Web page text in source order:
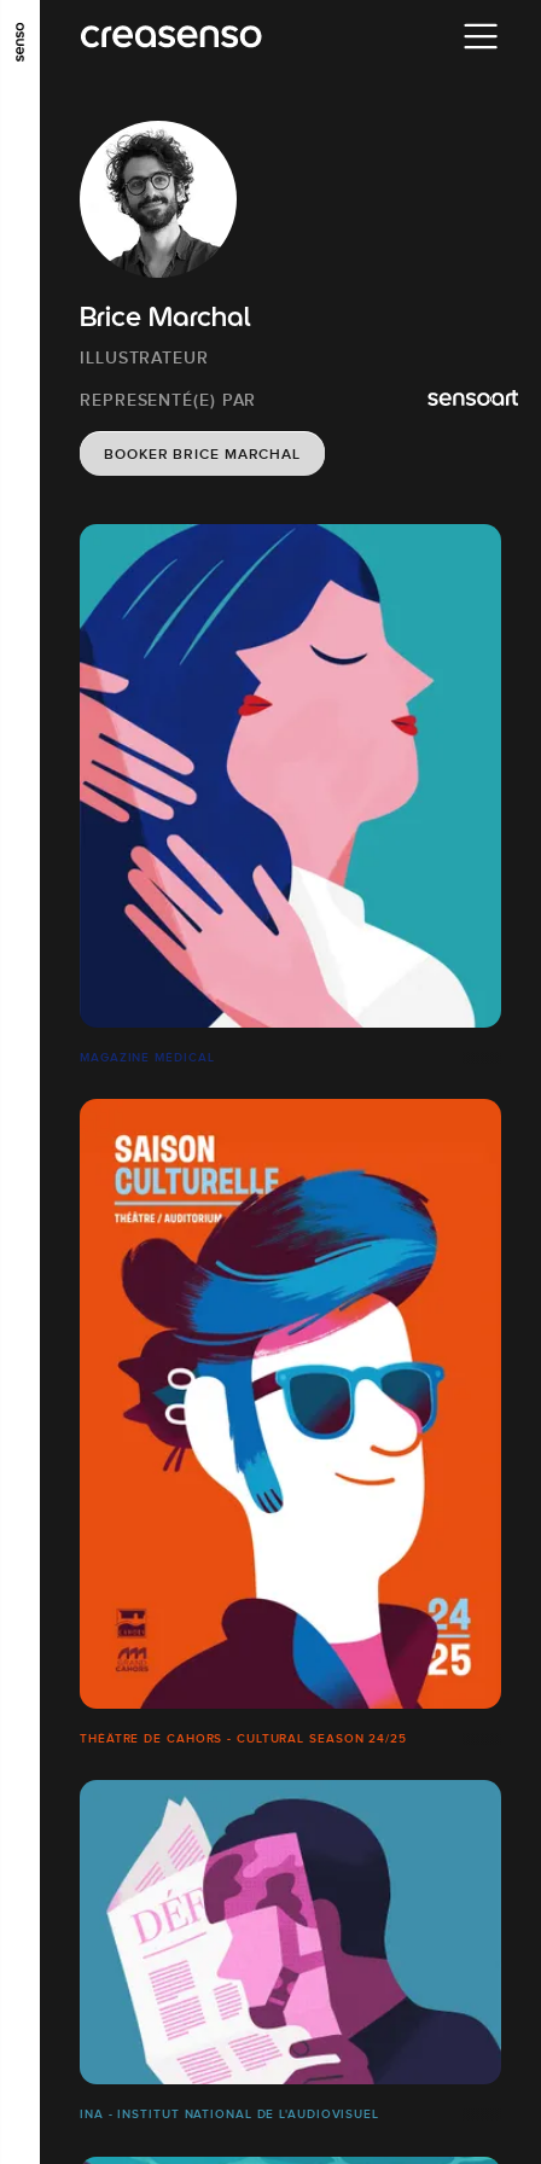
ALLER AU CONTENU PRINCIPAL
ALLER EN BAS DE PAGE
Brice Marchal
ILLUSTRATEUR
REPRESENTÉ(E) PAR
BOOKER BRICE MARCHAL
MAGAZINE MÉDICAL
THÉÂTRE DE CAHORS - CULTURAL SEASON 24/25
INA - INSTITUT NATIONAL DE L'AUDIOVISUEL